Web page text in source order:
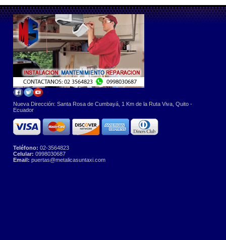
Nueva Dirección: Santa Rosa de Cumbayá, 1 Km de la Ruta Viva, Quito -
Ecuador
Teléfono: 02-3564823
Celular: 0998030687
Email: puertas@metalicasuntaxi.com